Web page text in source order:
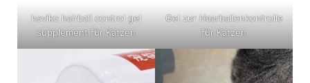
hsviko hairball control gel
supplement für Katzen
Gel zur Haarballenkontrolle
für Katzen